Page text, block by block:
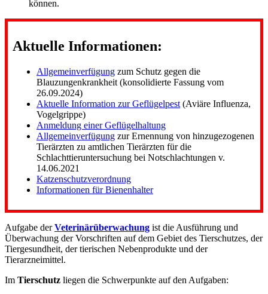
können.
Aktuelle Informationen:
Allgemeinverfügung zum Schutz gegen die
Blauzungenkrankheit (konsolidierte Fassung vom
26.09.2024)
Aktuelle Information zur Geflügelpest (Aviäre Influenza,
Vogelgrippe)
Anmeldung einer Geflügelhaltung
Allgemeinverfügung zur Ernennung von hinzugezogenen
Tierärzten zu amtlichen Tierärzten für die
Schlachttieruntersuchung bei Notschlachtungen v.
14.06.2021
Katzenschutzverordnung
Informationen für Bienenhalter
Aufgabe derVeterinärüberwachung ist die Ausführung und
Überwachung der Vorschriften auf dem Gebiet des Tierschutzes, der
Tiergesundheit, der tierischen Nebenprodukte und der
Tierarzneimittel.
Im Tierschutz liegen die Schwerpunkte auf den Aufgaben: